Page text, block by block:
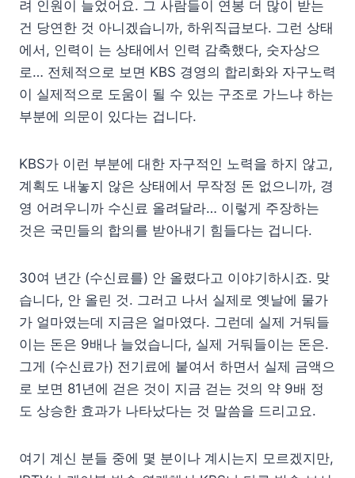
려 인원이 늘었어요. 그 사람들이 연봉 더 많이 받는
건 당연한 것 아니겠습니까, 하위직급보다. 그런 상태
에서, 인력이 는 상태에서 인력 감축했다, 숫자상으
로… 전체적으로 보면 KBS 경영의 합리화와 자구노력
이 실제적으로 도움이 될 수 있는 구조로 가느냐 하는
부분에 의문이 있다는 겁니다.
KBS가 이런 부분에 대한 자구적인 노력을 하지 않고,
계획도 내놓지 않은 상태에서 무작정 돈 없으니까, 경
영 어려우니까 수신료 올려달라… 이렇게 주장하는
것은 국민들의 합의를 받아내기 힘들다는 겁니다.
30여 년간 (수신료를) 안 올렸다고 이야기하시죠. 맞
습니다, 안 올린 것. 그러고 나서 실제로 옛날에 물가
가 얼마였는데 지금은 얼마였다. 그런데 실제 거둬들
이는 돈은 9배나 늘었습니다, 실제 거둬들이는 돈은.
그게 (수신료가) 전기료에 붙여서 하면서 실제 금액으
로 보면 81년에 걷은 것이 지금 걷는 것의 약 9배 정
도 상승한 효과가 나타났다는 것 말씀을 드리고요.
여기 계신 분들 중에 몇 분이나 계시는지 모르겠지만,